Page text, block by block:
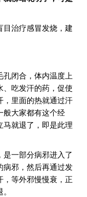
治疗感冒发烧，建
闭合，体内温度上
、吃发汗的药，促使
，里面的热就通过汗
般大家都有这个经
就退了，即是此理
一部分病邪进入了
病邪，然后再通过发
等外邪慢慢衰，正